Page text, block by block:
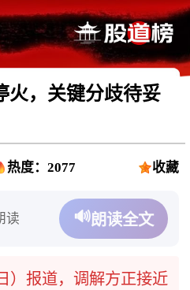
火，关键分歧待妥
热度：2077 收藏
读 🔊朗读全文
）报道，调解方正接近